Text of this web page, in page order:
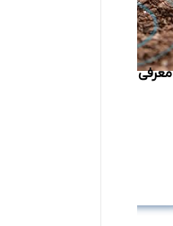
معرفی انواع فلزیاب دستی و